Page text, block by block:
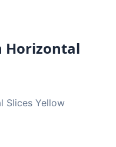
Horizontal
Slices Yellow